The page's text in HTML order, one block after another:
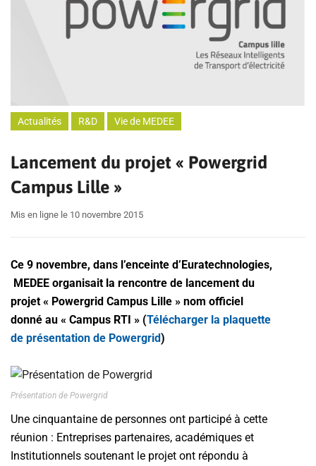
Actualités R&D Vie de MEDEE
Lancement du projet « Powergrid
Campus Lille »
Mis en ligne le 10 novembre 2015
Ce 9 novembre, dans l’enceinte d’Euratechnologies,
MEDEE organisait la rencontre de lancement du
projet « Powergrid Campus Lille » nom officiel
donné au « Campus RTI » (Télécharger la plaquette
de présentation de Powergrid)
Présentation de Powergrid
Une cinquantaine de personnes ont participé à cette
réunion : Entreprises partenaires, académiques et
Institutionnels soutenant le projet ont répondu à